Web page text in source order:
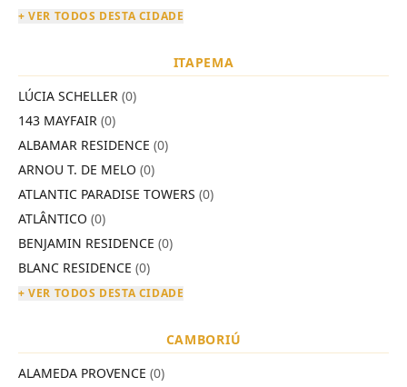
+ VER TODOS DESTA CIDADE
ITAPEMA
LÚCIA SCHELLER (0)
143 MAYFAIR (0)
ALBAMAR RESIDENCE (0)
ARNOU T. DE MELO (0)
ATLANTIC PARADISE TOWERS (0)
ATLÂNTICO (0)
BENJAMIN RESIDENCE (0)
BLANC RESIDENCE (0)
+ VER TODOS DESTA CIDADE
CAMBORIÚ
ALAMEDA PROVENCE (0)